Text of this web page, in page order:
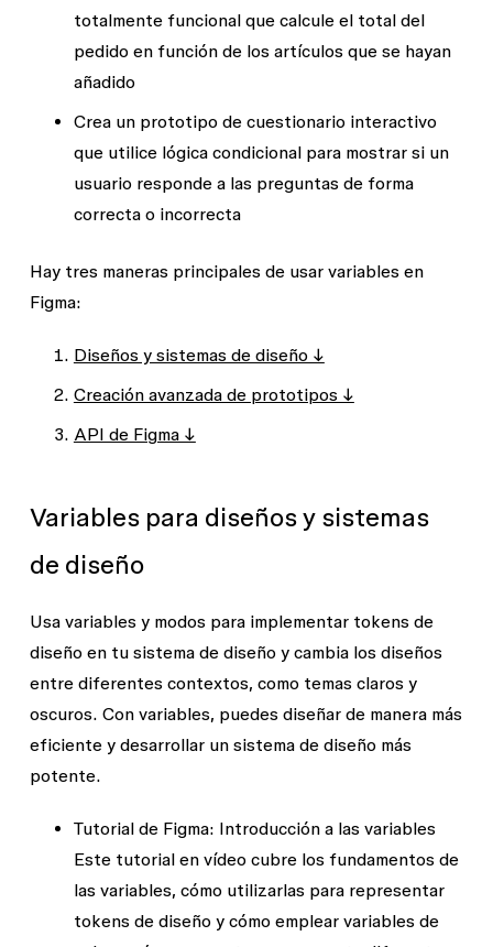
totalmente funcional que calcule el total del
pedido en función de los artículos que se hayan
añadido
Crea un prototipo de cuestionario interactivo
que utilice lógica condicional para mostrar si un
usuario responde a las preguntas de forma
correcta o incorrecta
Hay tres maneras principales de usar variables en
Figma:
Diseños y sistemas de diseño ↓
Creación avanzada de prototipos ↓
API de Figma ↓
Variables para diseños y sistemas
de diseño
Usa variables y modos para implementar tokens de
diseño en tu sistema de diseño y cambia los diseños
entre diferentes contextos, como temas claros y
oscuros. Con variables, puedes diseñar de manera más
eficiente y desarrollar un sistema de diseño más
potente.
Tutorial de Figma: Introducción a las variables
Este tutorial en vídeo cubre los fundamentos de
las variables, cómo utilizarlas para representar
tokens de diseño y cómo emplear variables de